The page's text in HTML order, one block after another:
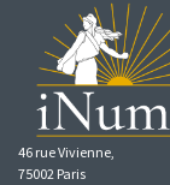
46 rue Vivienne,
75002 Paris